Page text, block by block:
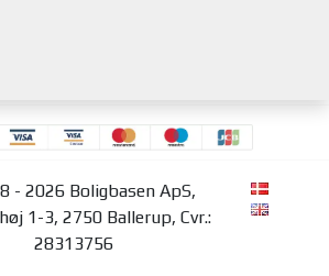
- 2026 Boligbasen ApS,
1-3, 2750 Ballerup, Cvr.:
28313756